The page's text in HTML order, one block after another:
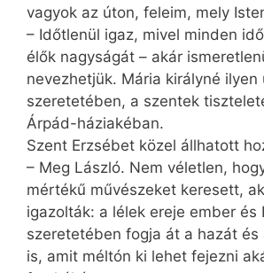
vagyok az úton, feleim, mely
– Időtlenül igaz, mivel minden
élők nagyságát – akár
nevezhetjük. Mária királyné ilyen
szeretetében, a szentek
Árpád-háziakéban.
Szent Erzsébet közel állhatott
– Meg László. Nem véletlen,
mértékű művészeket keresett,
igazolták: a lélek ereje ember és
szeretetében fogja át a hazát és
is, amit méltón ki lehet fejezni